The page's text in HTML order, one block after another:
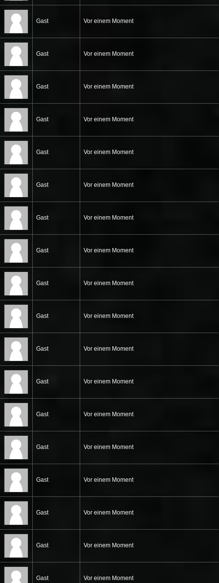
Gast Vor einem Moment
Gast Vor einem Moment
Gast Vor einem Moment
Gast Vor einem Moment
Gast Vor einem Moment
Gast Vor einem Moment
Gast Vor einem Moment
Gast Vor einem Moment
Gast Vor einem Moment
Gast Vor einem Moment
Gast Vor einem Moment
Gast Vor einem Moment
Gast Vor einem Moment
Gast Vor einem Moment
Gast Vor einem Moment
Gast Vor einem Moment
Gast Vor einem Moment
Gast Vor einem Moment